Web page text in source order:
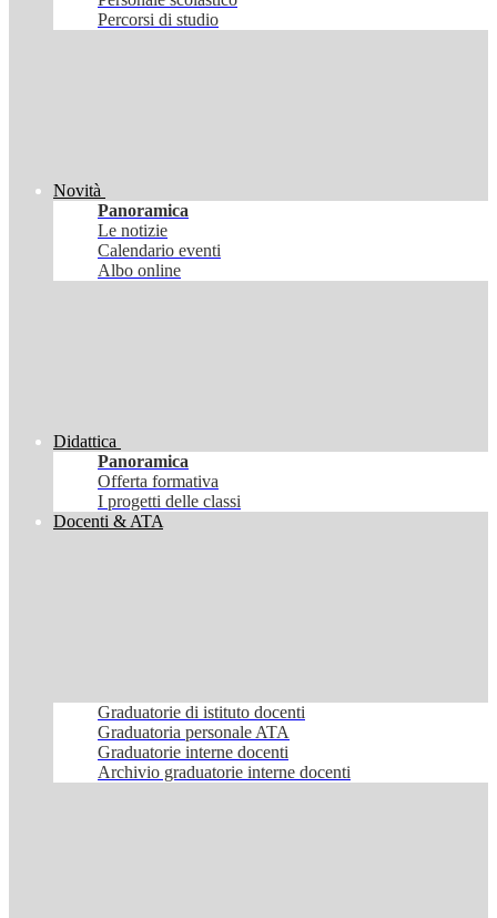
Percorsi di studio
Novità
Panoramica
Le notizie
Calendario eventi
Albo online
Didattica
Panoramica
Offerta formativa
I progetti delle classi
Docenti & ATA
Graduatorie di istituto docenti
Graduatoria personale ATA
Graduatorie interne docenti
Archivio graduatorie interne docenti